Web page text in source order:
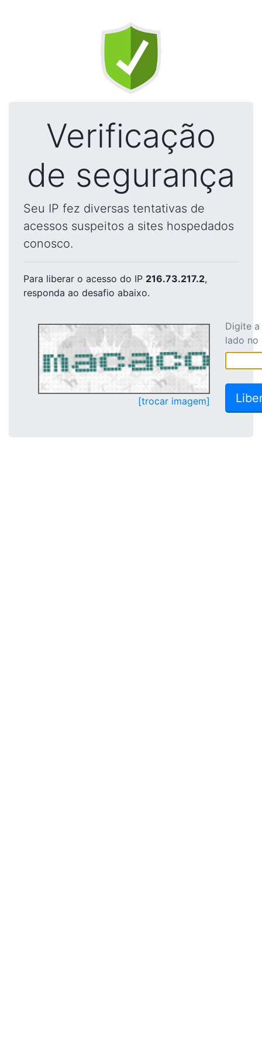
Verificação
de segurança
Seu IP fez diversas tentativas de
acessos suspeitos a sites hospedados
conosco.
Para liberar o acesso do IP 216.73.217.2,
responda ao desafio abaixo.
[trocar imagem]
Digite
lado no